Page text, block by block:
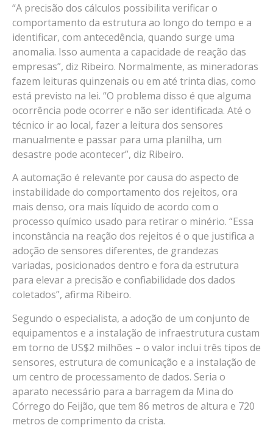
“A precisão dos cálculos possibilita verificar o
comportamento da estrutura ao longo do tempo e a
identificar, com antecedência, quando surge uma
anomalia. Isso aumenta a capacidade de reação das
empresas”, diz Ribeiro. Normalmente, as mineradoras
fazem leituras quinzenais ou em até trinta dias, como
está previsto na lei. “O problema disso é que alguma
ocorrência pode ocorrer e não ser identificada. Até o
técnico ir ao local, fazer a leitura dos sensores
manualmente e passar para uma planilha, um
desastre pode acontecer”, diz Ribeiro.
A automação é relevante por causa do aspecto de
instabilidade do comportamento dos rejeitos, ora
mais denso, ora mais líquido de acordo com o
processo químico usado para retirar o minério. “Essa
inconstância na reação dos rejeitos é o que justifica a
adoção de sensores diferentes, de grandezas
variadas, posicionados dentro e fora da estrutura
para elevar a precisão e confiabilidade dos dados
coletados”, afirma Ribeiro.
Segundo o especialista, a adoção de um conjunto de
equipamentos e a instalação de infraestrutura custam
em torno de US$2 milhões – o valor inclui três tipos de
sensores, estrutura de comunicação e a instalação de
um centro de processamento de dados. Seria o
aparato necessário para a barragem da Mina do
Córrego do Feijão, que tem 86 metros de altura e 720
metros de comprimento da crista.